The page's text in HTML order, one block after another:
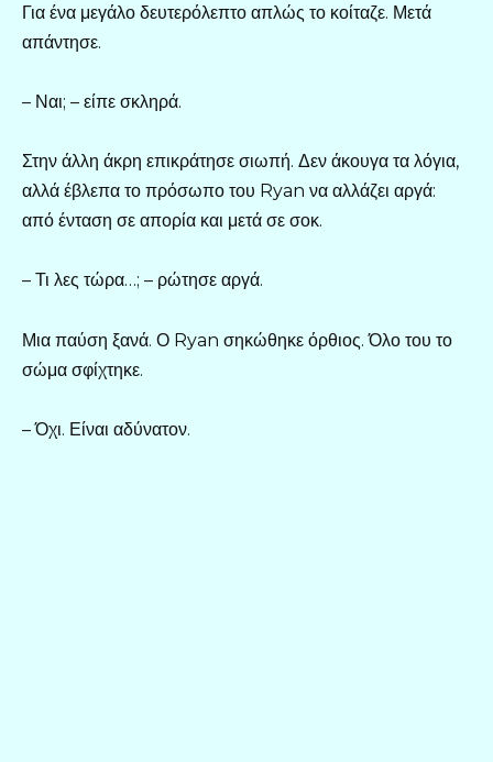
Για ένα μεγάλο δευτερόλεπτο απλώς το κοίταζε. Μετά
απάντησε.
– Ναι; – είπε σκληρά.
Στην άλλη άκρη επικράτησε σιωπή. Δεν άκουγα τα λόγια,
αλλά έβλεπα το πρόσωπο του Ryan να αλλάζει αργά:
από ένταση σε απορία και μετά σε σοκ.
– Τι λες τώρα…; – ρώτησε αργά.
Μια παύση ξανά. Ο Ryan σηκώθηκε όρθιος. Όλο του το
σώμα σφίχτηκε.
– Όχι. Είναι αδύνατον.